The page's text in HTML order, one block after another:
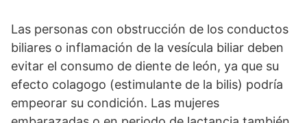
Las personas con obstrucción de los conductos
biliares o inflamación de la vesícula biliar deben
evitar el consumo de diente de león, ya que su
efecto colagogo (estimulante de la bilis) podría
empeorar su condición. Las mujeres